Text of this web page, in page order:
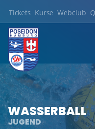
Tickets Kurse Webclub
WASSERBALL
JUGEND